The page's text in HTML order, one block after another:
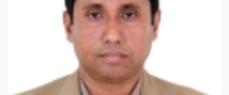
Kazi Mohammad Mahbubur
Rahma্‌n , professor, Department
of political science
Education Enthusiast Representative